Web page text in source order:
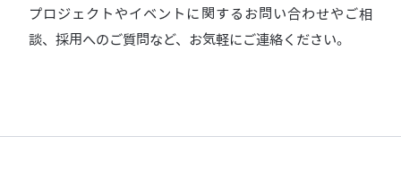
プロジェクトやイベントに関するお問い合わせやご相
談、採用へのご質問など、お気軽にご連絡ください。